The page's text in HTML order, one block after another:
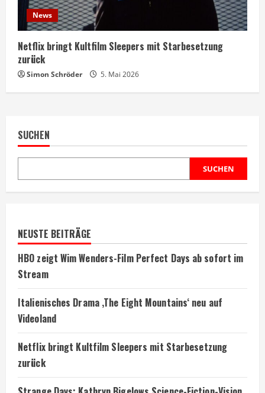
News
Netflix bringt Kultfilm Sleepers mit Starbesetzung
zurück
Simon Schröder 5. Mai 2026
SUCHEN
SUCHEN
NEUSTE BEITRÄGE
HBO zeigt Wim Wenders-Film Perfect Days ab sofort im
Stream
Italienisches Drama ‚The Eight Mountains‘ neu auf
Videoland
Netflix bringt Kultfilm Sleepers mit Starbesetzung
zurück